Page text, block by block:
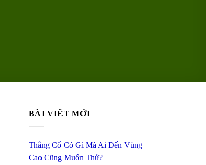
BÀI VIẾT MỚI
Thắng Cố Có Gì Mà Ai Đến Vùng
Cao Cũng Muốn Thử?